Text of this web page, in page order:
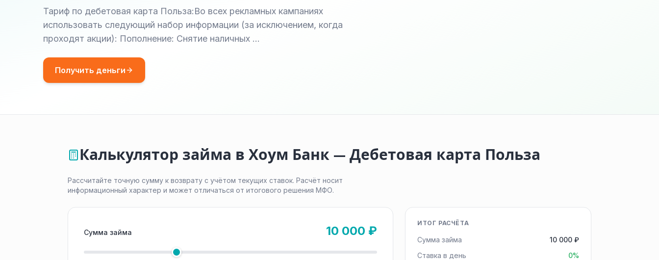
Тариф по дебетовая карта Польза:Во всех рекламных кампаниях
использовать следующий набор информации (за исключением, когда
проходят акции): Пополнение: Снятие наличных …
Получить деньги
Калькулятор займа в Хоум Банк — Дебетовая карта Польза
Рассчитайте точную сумму к возврату с учётом текущих ставок. Расчёт носит
информационный характер и может отличаться от итогового решения МФО.
Сумма займа 10 000 ₽
ИТОГ РАСЧЁТА
Сумма займа
10 000 ₽
Ставка в день
0%